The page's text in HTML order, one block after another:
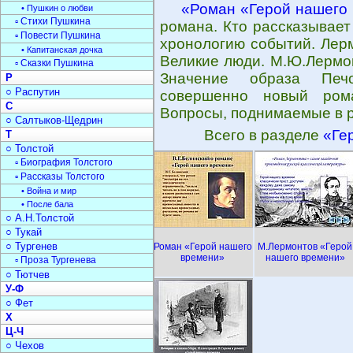
«Роман «Герой нашего
романа. Кто
хронологию событий.
Великие люди.
Значение образа
совершенно новый
Вопросы, поднимаемые в
Всего в разделе
Роман «Герой нашего
времени»
М.Лермонтов «Герой
нашего времени»
• Пушкин о любви
▫ Стихи Пушкина
▫ Повести Пушкина
• Капитанская дочка
▫ Сказки Пушкина
Р
○ Распутин
С
○ Салтыков-Щедрин
Т
○ Толстой
▫ Биография Толстого
▫ Рассказы Толстого
• Война и мир
• После бала
○ А.Н.Толстой
○ Тукай
○ Тургенев
▫ Проза Тургенева
○ Тютчев
У-Ф
○ Фет
Х
Ц-Ч
○ Чехов